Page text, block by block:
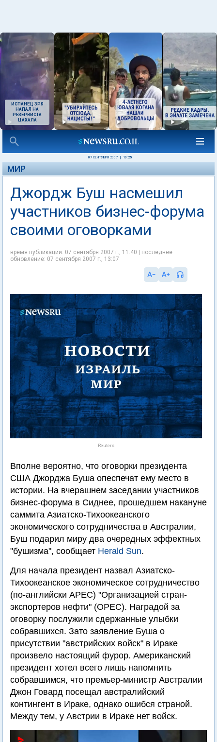
ИСПАНЕЦ ЗРЯ
НАПАЛ НА
РЕЗЕРВИСТА
ЦАХАЛА
07 СЕНТЯБРЯ 2007 10:25
МИР
Джордж Буш насмешил
участников бизнес-форума
своими оговорками
время публикации: 07 сентября 2007 г., 11:40 | последнее
обновление: 07 сентября 2007 г., 13:07
Reuters
Вполне вероятно, что оговорки президента
США Джорджа Буша опеспечат ему место в
истории. На вчерашнем заседании участников
бизнес-форума в Сиднее, прошедшем накануне
саммита Азиатско-Тихоокеанского
экономического сотрудничества в Австралии,
Буш подарил миру два очередных эффектных
"бушизма", сообщает Herald Sun.
Для начала президент назвал Азиатско-
Тихоокеанское экономическое сотрудничество
(по-английски APEC) "Организацией стран-
экспортеров нефти" (OPEC). Наградой за
оговорку послужили сдержанные улыбки
собравшихся. Зато заявление Буша о
присутствии "австрийских войск" в Ираке
произвело настоящий фурор. Американский
президент хотел всего лишь напомнить
собравшимся, что премьер-министр Австралии
Джон Говард посещал австралийский
контингент в Ираке, однако ошибся страной.
Между тем, у Австрии в Ираке нет войск.